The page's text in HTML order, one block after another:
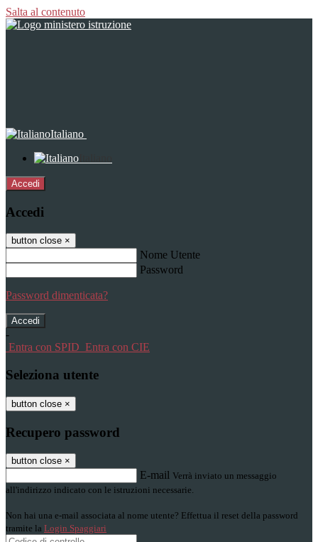
Salta al contenuto
Italiano
Accedi
Accedi
button close ×
Nome Utente
Password
Password dimenticata?
-
Entra con SPID Entra con CIE
Seleziona utente
button close ×
Recupero password
button close ×
E-mail Verrà inviato un messaggio
all'indirizzo indicato con le istruzioni necessarie.
Non hai una e-mail associata al nome utente? Effettua il reset della password
tramite la Login Spaggiari